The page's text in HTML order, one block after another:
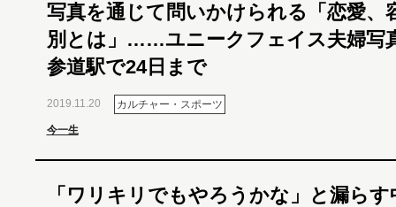
写真を通じて問いかけられる「恋愛、
別とは」……ユニークフェイス夫婦写
参道駅で24日まで
2019.11.20 カルチャー・スポーツ
今一生
「ワリキリでもやろうかな」と漏らす